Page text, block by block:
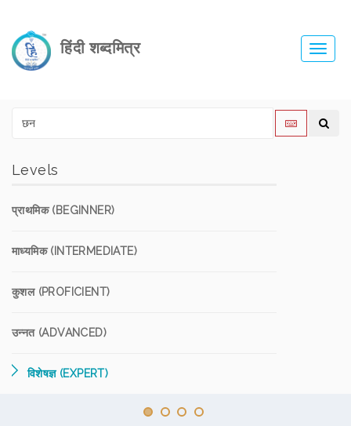
हिंदी शब्दमित्र
Levels
प्राथमिक (BEGINNER)
माध्यमिक (INTERMEDIATE)
कुशल (PROFICIENT)
उन्नत (ADVANCED)
विशेषज्ञ (EXPERT)